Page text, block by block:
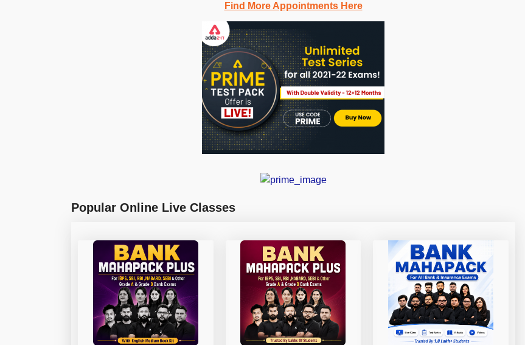
Find More Appointments Here
Popular Online Live Classes